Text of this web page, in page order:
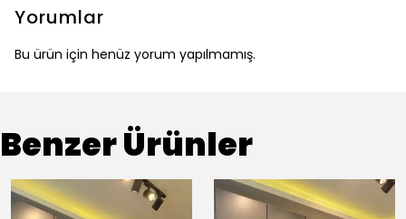
Yorumlar
Bu ürün için henüz yorum yapılmamış.
Benzer Ürünler